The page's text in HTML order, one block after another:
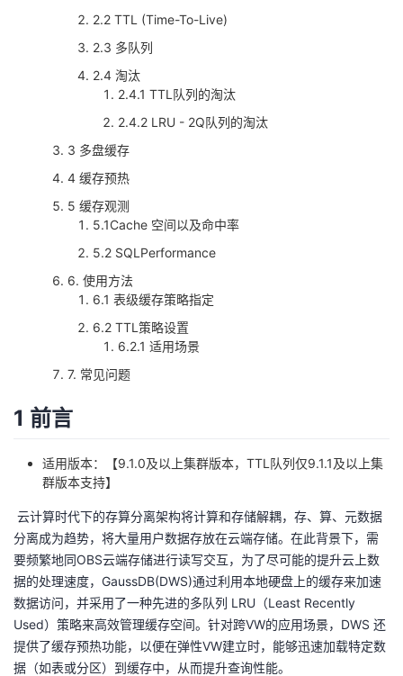
者
堂
我
的
课
我
的
我
Programs
支
持
我
的
技
术
我
的
云
2.2 TTL (Time-To-Live)
2.3 多队列
2.4 淘汰
2.4.1 TTL队列的淘汰
2.4.2 LRU - 2Q队列的淘汰
3 多盘缓存
4 缓存预热
5 缓存观测
5.1Cache 空间以及命中率
5.2 SQLPerformance
6. 使用方法
6.1 表级缓存策略指定
6.2 TTL策略设置
6.2.1 适用场景
7. 常见问题
1 前言
适用版本：【9.1.0及以上集群版本，TTL队列仅9.1.1及以上集
群版本支持】
​ 云计算时代下的存算分离架构将计算和存储解耦，存、算、元数据
分离成为趋势，将大量用户数据存放在云端存储。在此背景下，需
要频繁地同OBS云端存储进行读写交互，为了尽可能的提升云上数
据的处理速度，GaussDB(DWS)通过利用本地硬盘上的缓存来加速
数据访问，并采用了一种先进的多队列 LRU（Least Recently
Used）策略来高效管理缓存空间。针对跨VW的应用场景，DWS 还
提供了缓存预热功能，以便在弹性VW建立时，能够迅速加载特定数
据（如表或分区）到缓存中，从而提升查询性能。